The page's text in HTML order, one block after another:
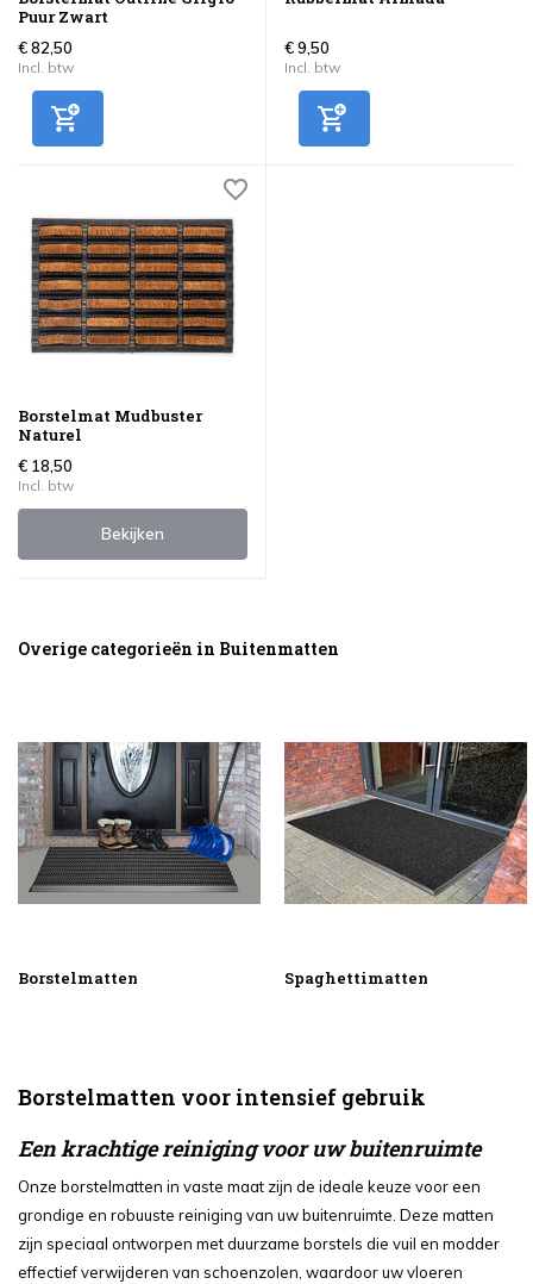
Puur Zwart
€ 82,50
Incl. btw
€ 9,50
Incl. btw
Borstelmat Mudbuster
Naturel
€ 18,50
Incl. btw
Bekijken
Overige categorieën in Buitenmatten
Borstelmatten Spaghettimatten
Borstelmatten voor intensief gebruik
Een krachtige reiniging voor uw buitenruimte
Onze borstelmatten in vaste maat zijn de ideale keuze voor een
grondige en robuuste reiniging van uw buitenruimte. Deze matten
zijn speciaal ontworpen met duurzame borstels die vuil en modder
effectief verwijderen van schoenzolen, waardoor uw vloeren